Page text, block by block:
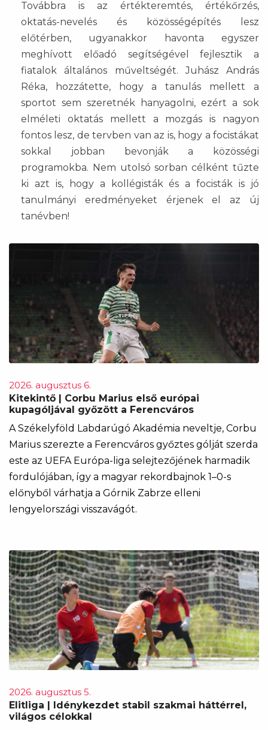
Továbbra is az értékteremtés, értékőrzés,
oktatás-nevelés és közösségépítés lesz
előtérben, ugyanakkor havonta egyszer
meghívott előadó segítségével fejlesztik a
fiatalok általános műveltségét. Juhász András
Réka, hozzátette, hogy a tanulás mellett a
sportot sem szeretnék hanyagolni, ezért a sok
elméleti oktatás mellett a mozgás is nagyon
fontos lesz, de tervben van az is, hogy a focistákat
sokkal jobban bevonják a közösségi
programokba. Nem utolsó sorban célként tűzte
ki azt is, hogy a kollégisták és a focisták is jó
tanulmányi eredményeket érjenek el az új
tanévben!
2026. augusztus 6.
Kitekintő | Corbu Marius első európai
kupagóljával győzött a Ferencváros
A Székelyföld Labdarúgó Akadémia neveltje, Corbu
Marius szerezte a Ferencváros győztes gólját szerda
este az UEFA Európa-liga selejtezőjének harmadik
fordulójában, így a magyar rekordbajnok 1–0-s
előnyből várhatja a Górnik Zabrze elleni
lengyelországi visszavágót.
2026. augusztus 5.
Elitliga | Idénykezdet stabil szakmai háttérrel,
világos célokkal